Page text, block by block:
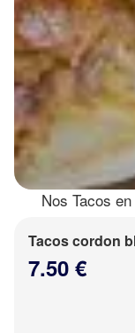
Nos Tacos
Tacos cordon
7.50 €